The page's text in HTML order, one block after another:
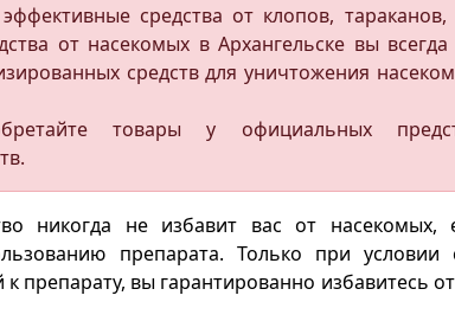
средства от клопов,
от насекомых в Архангельске вы
средств для уничтожения
товары у официальных
никогда не избавит вас от
препарата. Только при условии
препарату, вы гарантированно избавитесь